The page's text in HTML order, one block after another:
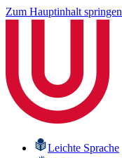
Zum Hauptinhalt springen
Leichte Sprache